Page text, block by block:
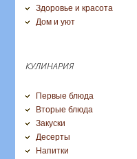
Здоровье и красота
Дом и уют
КУЛИНАРИЯ
Первые блюда
Вторые блюда
Закуски
Десерты
Напитки